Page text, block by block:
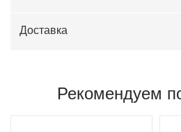
Доставка
Рекомендуем